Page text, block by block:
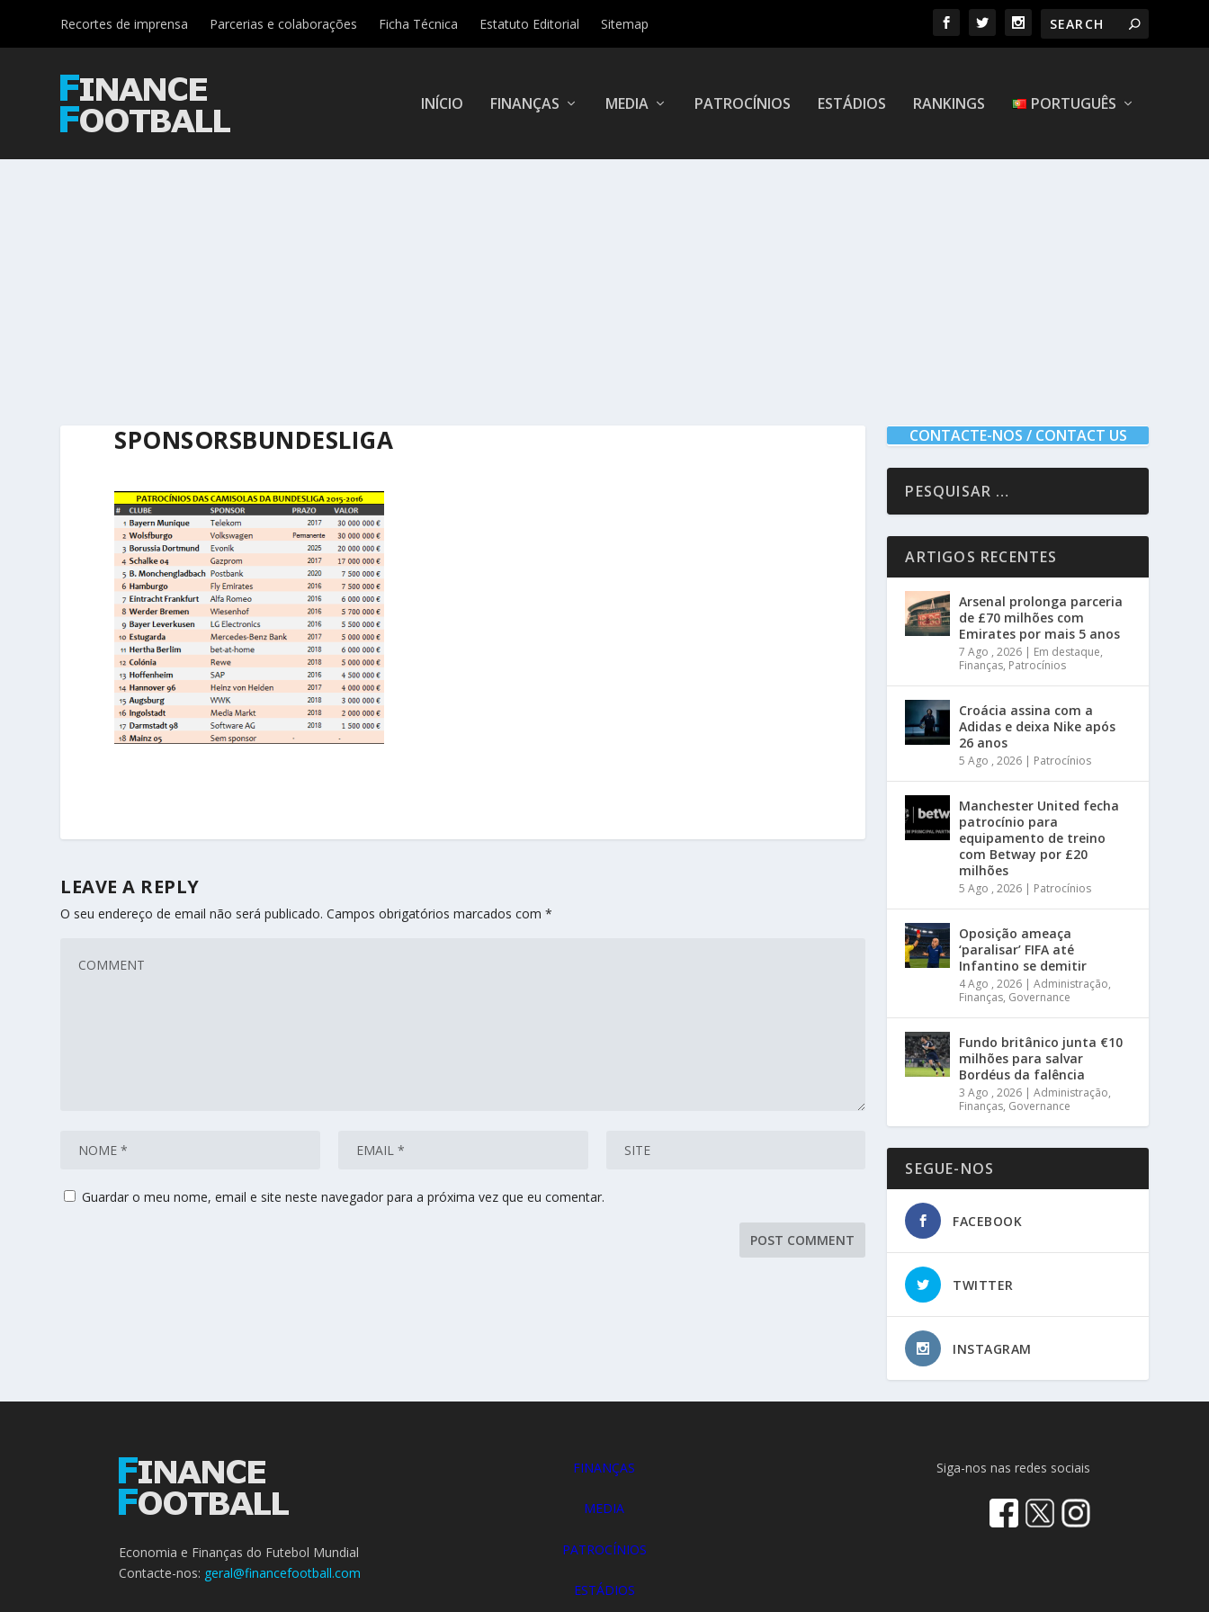
Recortes de imprensa Parcerias e colaborações Ficha Técnica Estatuto Editorial Sitemap
INÍCIO FINANÇAS MEDIA PATROCÍNIOS ESTÁDIOS RANKINGS PORTUGUÊS
SPONSORSBUNDESLIGA
LEAVE A REPLY
O seu endereço de email não será publicado. Campos obrigatórios marcados com*
Guardar o meu nome, email e site neste navegador para a próxima vez que eu comentar.
CONTACTE-NOS / CONTACT US
ARTIGOS RECENTES
Arsenal prolonga parceria
de £70 milhões com
Emirates por mais 5 anos
7 Ago , 2026 | Em destaque,
Finanças, Patrocínios
Croácia assina com a
Adidas e deixa Nike após
26 anos
5 Ago , 2026 | Patrocínios
Manchester United fecha
patrocínio para
equipamento de treino
com Betway por £20
milhões
5 Ago , 2026 | Patrocínios
Oposição ameaça
‘paralisar’ FIFA até
Infantino se demitir
4 Ago , 2026 |Administração,
Finanças, Governance
Fundo britânico junta €10
milhões para salvar
Bordéus da falência
3 Ago , 2026 |Administração,
Finanças, Governance
SEGUE-NOS
FACEBOOK
TWITTER
INSTAGRAM
Economia e Finanças do Futebol Mundial
Contacte-nos: geral@financefootball.com
FINANÇAS
MEDIA
PATROCÍNIOS
ESTÁDIOS
Siga-nos nas redes sociais